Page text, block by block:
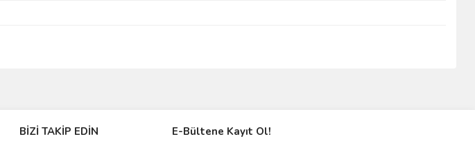
BİZİ TAKİP EDİN E-Bültene Kayıt Ol!